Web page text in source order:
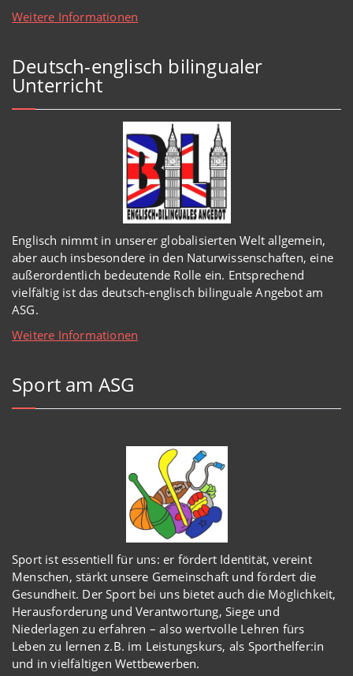
Weitere Informationen
Deutsch-englisch bilingualer
Unterricht
Englisch nimmt in unserer globalisierten Welt allgemein,
aber auch insbesondere in den Naturwissenschaften, eine
außerordentlich bedeutende Rolle ein. Entsprechend
vielfältig ist das deutsch-englisch bilinguale Angebot am
ASG.
Weitere Informationen
Sport am ASG
Sport ist essentiell für uns: er fördert Identität, vereint
Menschen, stärkt unsere Gemeinschaft und fördert die
Gesundheit. Der Sport bei uns bietet auch die Möglichkeit,
Herausforderung und Verantwortung, Siege und
Niederlagen zu erfahren – also wertvolle Lehren fürs
Leben zu lernen z.B. im Leistungskurs, als Sporthelfer:in
und in vielfältigen Wettbewerben.